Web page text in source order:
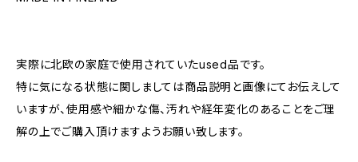
実際に北欧の家庭で使用されていたused品です。
特に気になる状態に関しましては商品説明と画像にてお伝えして
いますが、使用感や細かな傷、汚れや経年変化のあることをご理
解の上でご購入頂けますようお願い致します。